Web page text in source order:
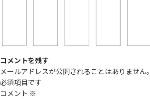
コメントを残す
メールアドレスが公開されることはありません。
必須項目です
コメント ※